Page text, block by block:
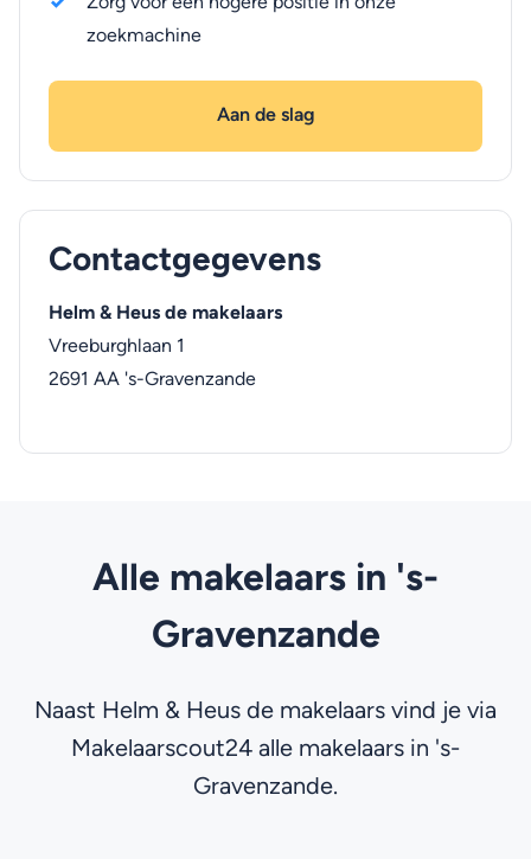
zoekmachine
Aan de slag
Contactgegevens
Helm & Heus de makelaars
Vreeburghlaan 1
2691 AA 's-Gravenzande
Alle makelaars in 's-
Gravenzande
Naast Helm & Heus de makelaars vind je via
Makelaarscout24 alle makelaars in 's-
Gravenzande.